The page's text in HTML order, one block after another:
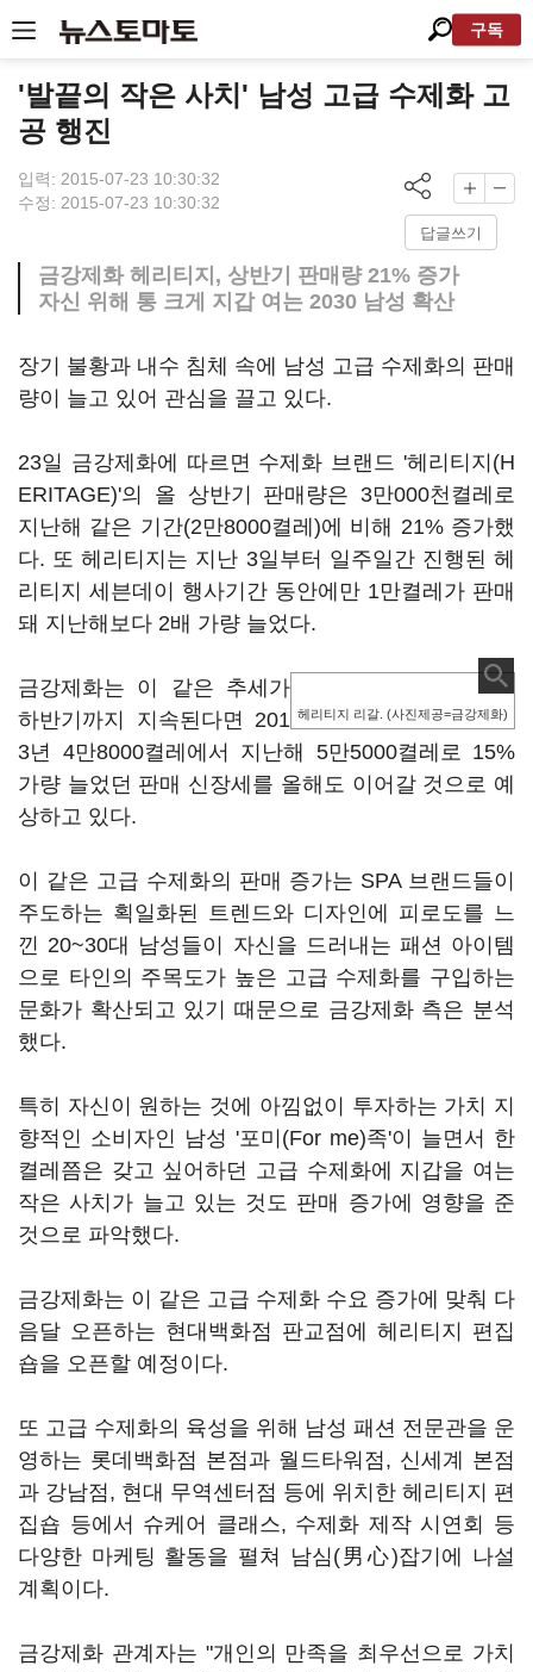
구독
'발끝의 작은 사치' 남성 고급 수제화 고
공 행진
입력: 2015-07-23 10:30:32
수정: 2015-07-23 10:30:32
답글쓰기
금강제화 헤리티지, 상반기 판매량 21% 증가
자신 위해 통 크게 지갑 여는 2030 남성 확산
장기 불황과 내수 침체 속에 남성 고급 수제화의 판매
량이 늘고 있어 관심을 끌고 있다.
23일 금강제화에 따르면 수제화 브랜드 '헤리티지(H
ERITAGE)'의 올 상반기 판매량은 3만000천켤레로
지난해 같은 기간(2만8000켤레)에 비해 21% 증가했
다. 또 헤리티지는 지난 3일부터 일주일간 진행된 헤
리티지 세븐데이 행사기간 동안에만 1만켤레가 판매
돼 지난해보다 2배 가량 늘었다.
헤리티지 리갈. (사진제공=금강제화)
금강제화는 이 같은 추세가
하반기까지 지속된다면 201
3년 4만8000켤레에서 지난해 5만5000켤레로 15%
가량 늘었던 판매 신장세를 올해도 이어갈 것으로 예
상하고 있다.
이 같은 고급 수제화의 판매 증가는 SPA 브랜드들이
주도하는 획일화된 트렌드와 디자인에 피로도를 느
낀 20~30대 남성들이 자신을 드러내는 패션 아이템
으로 타인의 주목도가 높은 고급 수제화를 구입하는
문화가 확산되고 있기 때문으로 금강제화 측은 분석
했다.
특히 자신이 원하는 것에 아낌없이 투자하는 가치 지
향적인 소비자인 남성 '포미(For me)족'이 늘면서 한
켤레쯤은 갖고 싶어하던 고급 수제화에 지갑을 여는
작은 사치가 늘고 있는 것도 판매 증가에 영향을 준
것으로 파악했다.
금강제화는 이 같은 고급 수제화 수요 증가에 맞춰 다
음달 오픈하는 현대백화점 판교점에 헤리티지 편집
숍을 오픈할 예정이다.
또 고급 수제화의 육성을 위해 남성 패션 전문관을 운
영하는 롯데백화점 본점과 월드타워점, 신세계 본점
과 강남점, 현대 무역센터점 등에 위치한 헤리티지 편
집숍 등에서 슈케어 클래스, 수제화 제작 시연회 등
다양한 마케팅 활동을 펼쳐 남심(男心)잡기에 나설
계획이다.
금강제화 관계자는 "개인의 만족을 최우선으로 가치